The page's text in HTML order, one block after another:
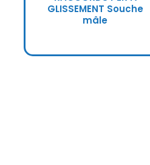
GLISSEMENT Souche
mâle